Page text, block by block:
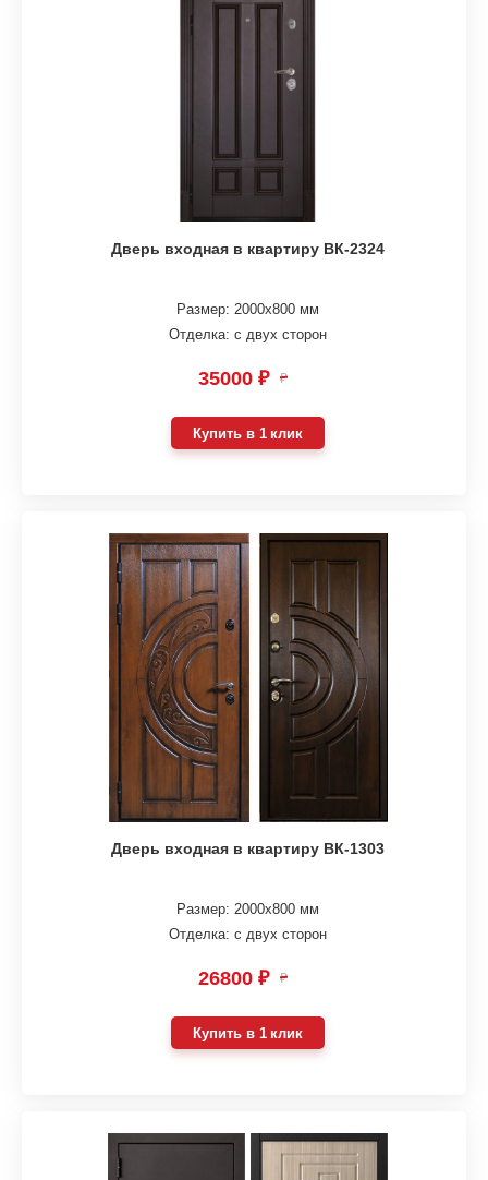
Дверь входная в квартиру ВК-2324
Размер: 2000х800 мм
Отделка: с двух сторон
35000 ₽ ₽
Купить в 1 клик
Дверь входная в квартиру ВК-1303
Размер: 2000х800 мм
Отделка: с двух сторон
26800 ₽ ₽
Купить в 1 клик